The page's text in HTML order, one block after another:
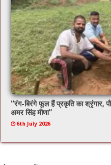
“रंग-बिरंगे फूल हैं प्रकृति का श्रृंगार,
अमर सिंह मीणा”
6th July 2026